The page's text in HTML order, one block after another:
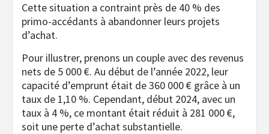
Cette situation a contraint près de 40 % des
primo-accédants à abandonner leurs projets
d’achat.
Pour illustrer, prenons un couple avec des revenus
nets de 5 000 €. Au début de l’année 2022, leur
capacité d’emprunt était de 360 000 € grâce à un
taux de 1,10 %. Cependant, début 2024, avec un
taux à 4 %, ce montant était réduit à 281 000 €,
soit une perte d’achat substantielle.